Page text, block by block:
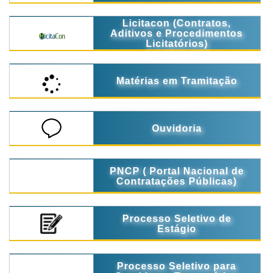
Licitacon (Contratos,
Aditivos e Procedimentos
Licitatórios)
Matérias em Tramitação
Ouvidoria
PNCP ( Portal Nacional de
Contratações Públicas)
Processo Seletivo de
Estágio
Processo Seletivo para